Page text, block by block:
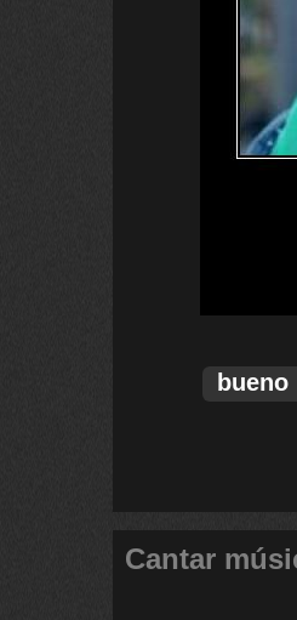
bueno
Cantar